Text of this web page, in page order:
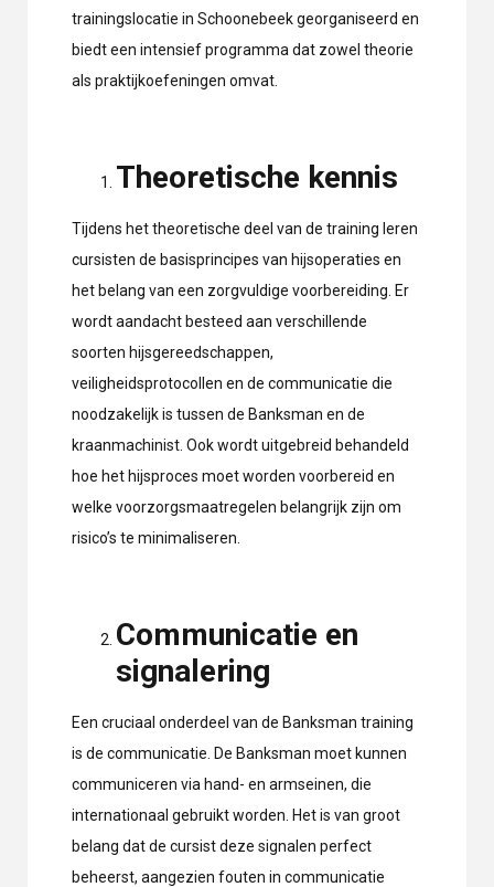
trainingslocatie in Schoonebeek georganiseerd en
biedt een intensief programma dat zowel theorie
als praktijkoefeningen omvat.
Theoretische kennis
Tijdens het theoretische deel van de training leren
cursisten de basisprincipes van hijsoperaties en
het belang van een zorgvuldige voorbereiding. Er
wordt aandacht besteed aan verschillende
soorten hijsgereedschappen,
veiligheidsprotocollen en de communicatie die
noodzakelijk is tussen de Banksman en de
kraanmachinist. Ook wordt uitgebreid behandeld
hoe het hijsproces moet worden voorbereid en
welke voorzorgsmaatregelen belangrijk zijn om
risico’s te minimaliseren.
Communicatie en
signalering
Een cruciaal onderdeel van de Banksman training
is de communicatie. De Banksman moet kunnen
communiceren via hand- en armseinen, die
internationaal gebruikt worden. Het is van groot
belang dat de cursist deze signalen perfect
beheerst, aangezien fouten in communicatie